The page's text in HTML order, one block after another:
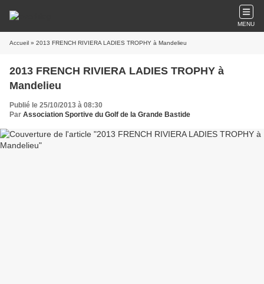
MENU
Accueil » 2013 FRENCH RIVIERA LADIES TROPHY à Mandelieu
2013 FRENCH RIVIERA LADIES TROPHY à
Mandelieu
Publié le 25/10/2013 à 08:30
Par Association Sportive du Golf de la Grande Bastide